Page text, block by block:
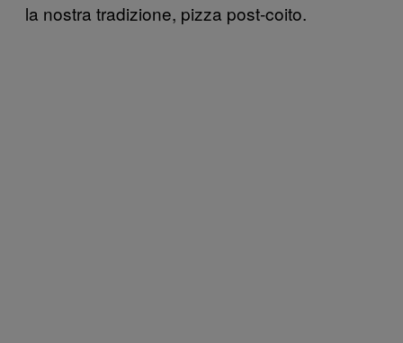
la nostra tradizione, pizza post-coito.